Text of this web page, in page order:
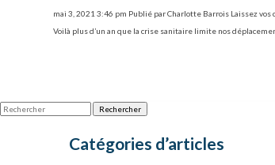
mai 3, 2021 3:46 pm Publié parCharlotte Barrois Laissez
Voilà plus d’un an que la crise sanitaire limite nos
Rechercher
Catégories d’articles